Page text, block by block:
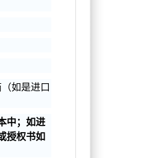
如是进口
中；如进
授权书如